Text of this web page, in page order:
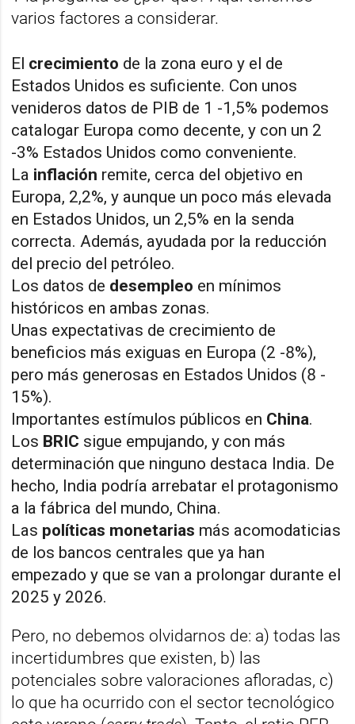
varios factores a considerar.
El crecimiento de la zona euro y el de
Estados Unidos es suficiente. Con unos
venideros datos de PIB de 1 -1,5% podemos
catalogar Europa como decente, y con un 2
-3% Estados Unidos como conveniente.
La inflación remite, cerca del objetivo en
Europa, 2,2%, y aunque un poco más elevada
en Estados Unidos, un 2,5% en la senda
correcta. Además, ayudada por la reducción
del precio del petróleo.
Los datos de desempleo en mínimos
históricos en ambas zonas.
Unas expectativas de crecimiento de
beneficios más exiguas en Europa (2 -8%),
pero más generosas en Estados Unidos (8 -
15%).
Importantes estímulos públicos en China.
Los BRIC sigue empujando, y con más
determinación que ninguno destaca India. De
hecho, India podría arrebatar el protagonismo
a la fábrica del mundo, China.
Las políticas monetarias más acomodaticias
de los bancos centrales que ya han
empezado y que se van a prolongar durante el
2025 y 2026.
Pero, no debemos olvidarnos de: a) todas las
incertidumbres que existen, b) las
potenciales sobre valoraciones afloradas, c)
lo que ha ocurrido con el sector tecnológico